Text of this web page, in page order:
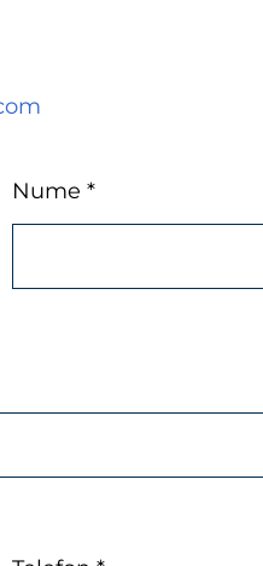
Nume *